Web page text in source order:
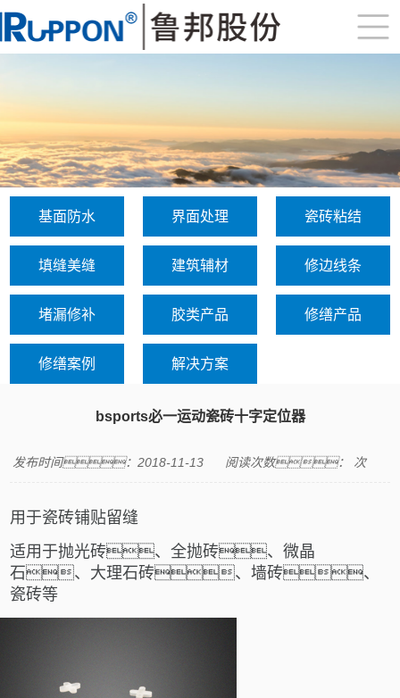
基面防水 界面处理 瓷砖粘结
填缝美缝 建筑辅材 修边线条
堵漏修补 胶类产品 修缮产品
修缮案例 解决方案
bsports必一运动瓷砖十字定位器
发布时间：2018-11-13 阅读次数： 次
用于瓷砖铺贴留缝
适用于抛光砖、全抛砖、微晶
石、大理石砖、墙砖、
瓷砖等